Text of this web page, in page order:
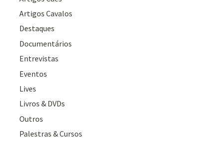
Artigos Cavalos
Destaques
Documentários
Entrevistas
Eventos
Lives
Livros & DVDs
Outros
Palestras & Cursos